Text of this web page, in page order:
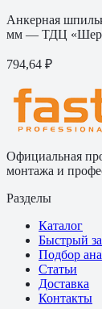
Анкерная
мм — ТДЦ
794,64 ₽
Официальная
монтажа и
Разделы
Каталог
Быстрый
Подбор
Статьи
Доставка
Контакты